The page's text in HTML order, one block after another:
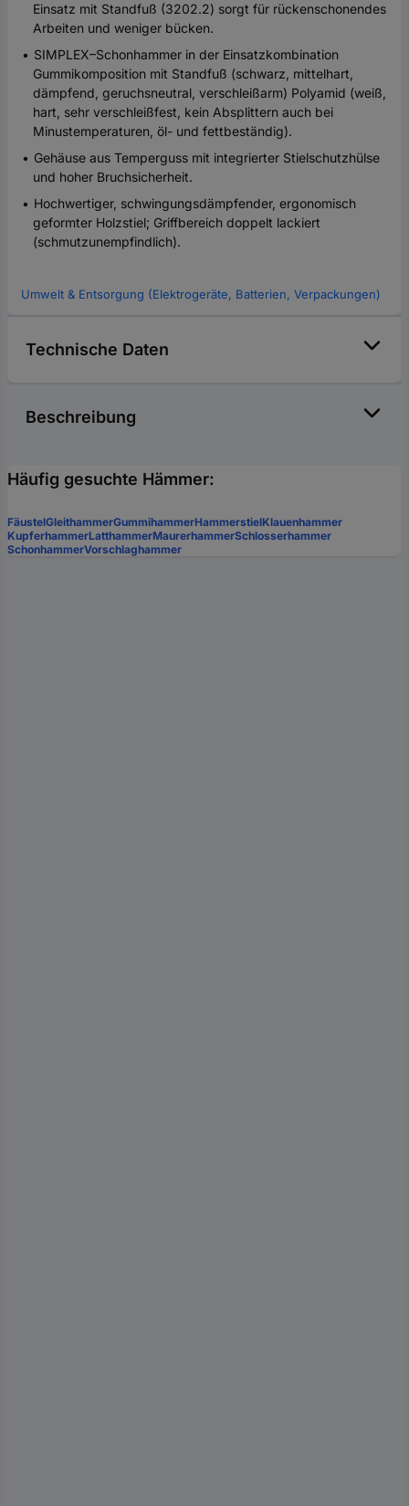
Einsatz mit Standfuß (3202.2) sorgt für rückenschonendes
Arbeiten und weniger bücken.
SIMPLEX–Schonhammer in der Einsatzkombination
Gummikomposition mit Standfuß (schwarz, mittelhart,
dämpfend, geruchsneutral, verschleißarm) Polyamid (weiß,
hart, sehr verschleißfest, kein Absplittern auch bei
Minustemperaturen, öl- und fettbeständig).
Gehäuse aus Temperguss mit integrierter Stielschutzhülse
und hoher Bruchsicherheit.
Hochwertiger, schwingungsdämpfender, ergonomisch
geformter Holzstiel; Griffbereich doppelt lackiert
(schmutzunempfindlich).
Umwelt & Entsorgung (Elektrogeräte, Batterien, Verpackungen)
Technische Daten
Beschreibung
Häufig gesuchte Hämmer:
FäustelGleithammerGummihammerHammerstielKlauenhammer
KupferhammerLatthammerMaurerhammerSchlosserhammer
SchonhammerVorschlaghammer